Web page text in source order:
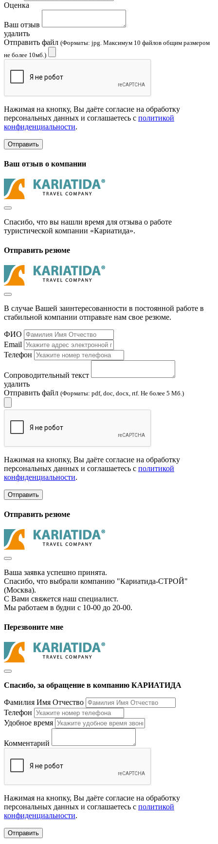
Оценка
Ваш отзыв
удалить
Отправить файл (Форматы: jpg. Максимум 10 файлов общим размером
не более 10мб.)
Нажимая на кнопку, Вы даёте согласие на обработку
персональных данных и соглашаетесь с политикой
конфиденциальности.
Отправить
Ваш отзыв о компании
Спасибо, что вы нашли время для отзыва о работе
туристической компании «Кариатида».
Отправить резюме
В случае Вашей заинтересованности в постоянной работе в
стабильной компании отправьте нам свое резюме.
ФИО
Email
Телефон
Сопроводительный текст
удалить
Отправить файл (Форматы: pdf, doc, docx, rtf. Не более 5 Мб.)
Нажимая на кнопку, Вы даёте согласие на обработку
персональных данных и соглашаетесь с политикой
конфиденциальности.
Отправить
Отправить резюме
Ваша заявка успешно принята.
Спасибо, что выбрали компанию "Кариатида-СТРОЙ"
(Москва).
С Вами свяжется наш специалист.
Мы работаем в будни с 10-00 до 20-00.
Перезвоните мне
Спасибо, за обращение в компанию КАРИАТИДА
Фамилия Имя Отчество
Телефон
Удобное время
Комментарий
Нажимая на кнопку, Вы даёте согласие на обработку
персональных данных и соглашаетесь с политикой
конфиденциальности.
Отправить